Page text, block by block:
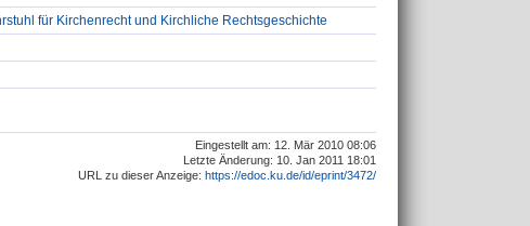
für Kirchenrecht und Kirchliche Rechtsgeschichte
Eingestellt am: 12. Mär 2010 08:06
Letzte Änderung: 10. Jan 2011 18:01
URL zu dieser Anzeige: https://edoc.ku.de/id/eprint/3472/